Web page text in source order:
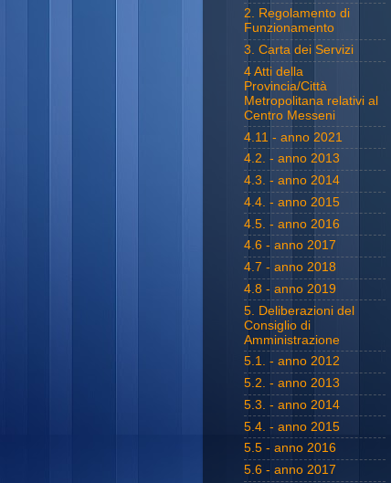
2. Regolamento di
Funzionamento
3. Carta dei Servizi
4 Atti della
Provincia/Città
Metropolitana relativi al
Centro Messeni
4.11 - anno 2021
4.2. - anno 2013
4.3. - anno 2014
4.4. - anno 2015
4.5. - anno 2016
4.6 - anno 2017
4.7 - anno 2018
4.8 - anno 2019
5. Deliberazioni del
Consiglio di
Amministrazione
5.1. - anno 2012
5.2. - anno 2013
5.3. - anno 2014
5.4. - anno 2015
5.5 - anno 2016
5.6 - anno 2017